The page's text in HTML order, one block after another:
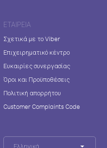
ΕΤΑΙΡΕΊΑ
Σχετικά με το Viber
Επιχειρηματικό κέντρο
Ευκαιρίες συνεργασίας
Όροι και Προϋποθέσεις
Πολιτική απορρήτου
Customer Complaints Code
Ελληνικά